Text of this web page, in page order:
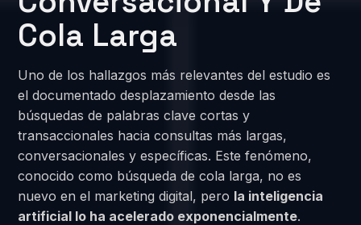
Cola Larga
Uno de los hallazgos más relevantes del estudio es
el documentado desplazamiento desde las
búsquedas de palabras clave cortas y
transaccionales hacia consultas más largas,
conversacionales y específicas. Este fenómeno,
conocido como búsqueda de cola larga, no es
nuevo en el marketing digital, pero la inteligencia
artificial lo ha acelerado exponencialmente.